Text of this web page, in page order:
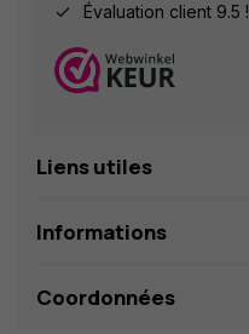
Évaluation client 9.5 !
Liens utiles
Informations
Coordonnées